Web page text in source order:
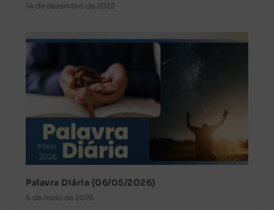
14 de dezembro de 2022
Palavra Diária (06/05/2026)
6 de maio de 2026